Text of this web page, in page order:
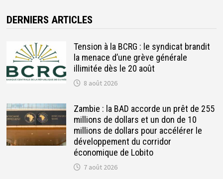
DERNIERS ARTICLES
Tension à la BCRG : le syndicat brandit
la menace d’une grève générale
illimitée dès le 20 août
8 août 2026
Zambie : la BAD accorde un prêt de 255
millions de dollars et un don de 10
millions de dollars pour accélérer le
développement du corridor
économique de Lobito
7 août 2026